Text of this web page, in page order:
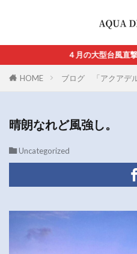
４月の大型台風直撃
HOME ブログ 「アクアデル
晴朗なれど風強し。
Uncategorized